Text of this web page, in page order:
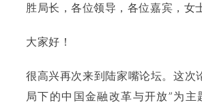
胜局长，各位领导，各位嘉宾，女
大家好！
很高兴再次来到陆家嘴论坛。这次
局下的中国金融改革与开放”为主